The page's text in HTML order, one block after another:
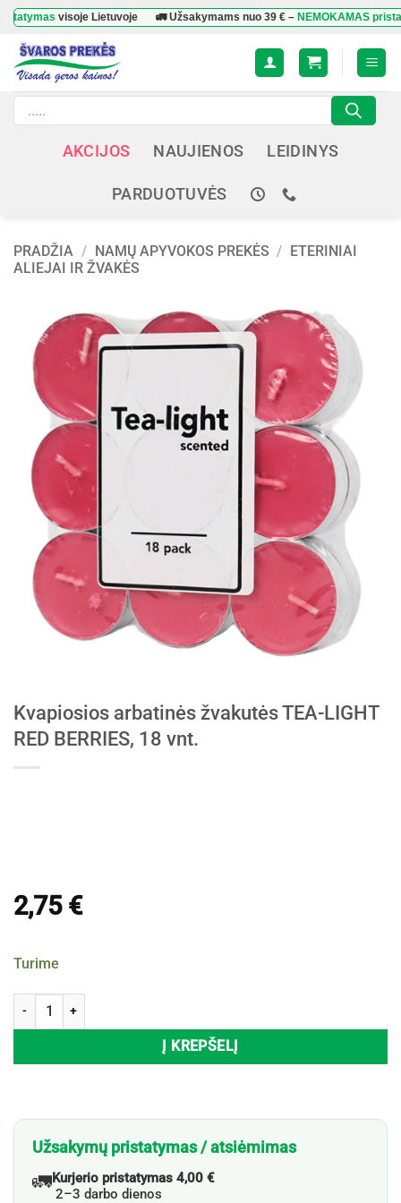
Skip
content
visoje Lietuvoje 🚛 Užsakymams nuo39 €–NEMOKAMAS pristatymas
Products
search
AKCIJOS NAUJIENOS LEIDINYS
PARDUOTUVĖS
PRADŽIA / NAMŲ APYVOKOS PREKĖS / ETERINIAI
ALIEJAI IR ŽVAKĖS
Kvapiosios arbatinės žvakutės TEA-LIGHT
RED BERRIES, 18 vnt.
2,75 €
Turime
produkto kiekis: Kvapiosios arbatinės žvakutės TEA-LIGHT RED
Į KREPŠELĮ
Užsakymų pristatymas / atsiėmimas
🚛Kurjerio pristatymas 4,00 €
2–3 darbo dienos